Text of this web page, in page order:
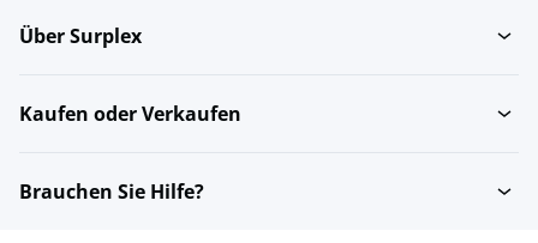
Über Surplex
Kaufen oder Verkaufen
Brauchen Sie Hilfe?